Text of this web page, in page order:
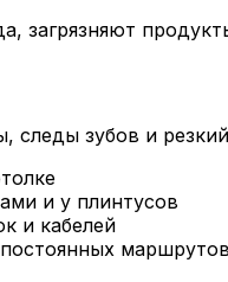
загрязняют
зубов и
и у плинтусов
и кабелей
маршрутов